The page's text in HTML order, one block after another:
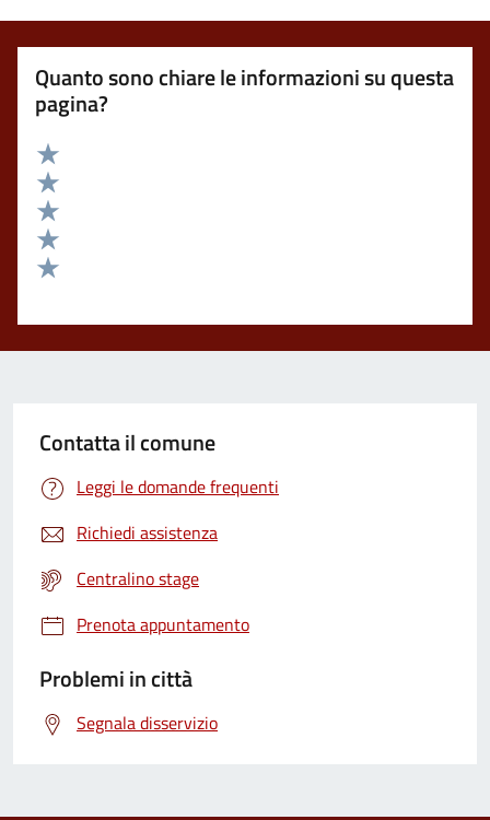
Quanto sono chiare le informazioni su questa
pagina?
Valuta 5 stelle su 5
Valuta 4 stelle su 5
Valuta 3 stelle su 5
Valuta 2 stelle su 5
Contatta il comune
Leggi le domande frequenti
Richiedi assistenza
Centralino stage
Prenota appuntamento
Problemi in città
Segnala disservizio